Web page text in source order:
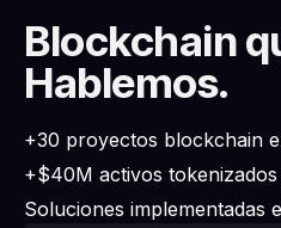
Blockchain
Hablemos.
+30 proyectos blockchain
+$40M activos
Soluciones implementadas